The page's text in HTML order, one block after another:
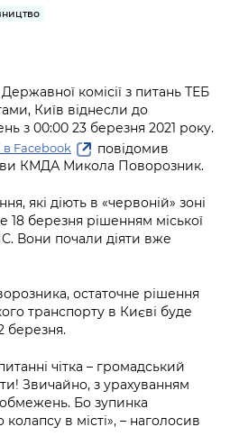
що
КМВА
Києва
організації
парковки
міста
ділянки
спадщини
Захисниць
переміщених
військовій
«Відкритий
доступом
правових та
публічну
рішень, дій чи
інформації
запитів на
та анонси від
медіа /
запит /
воєнного
martial law
Contacts for mass
комісії з питань ТЕБ
Київ віднесли до
з 00:00 23 березня 2021 року.
в Facebook
повідомив
КМДА Микола Поворозник.
які діють в «червоній» зоні
березня рішенням міської
Вони почали діяти вже
остаточне рішення
транспорту в Києві буде
березня.
чітка – громадський
Звичайно, з урахуванням
Бо зупинка
в місті», – наголосив